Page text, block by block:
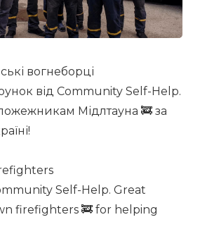
вогнеборці
від Community Self-Help.
Мідлтауна 🚒 за
Self-Help. Great
firefighters 🚒 for helping